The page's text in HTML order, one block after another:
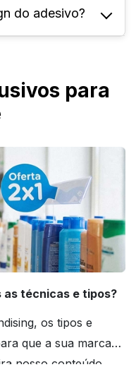
se aquecer o
e finalizar
do adesivo?
IMbatível para
para
as técnicas e tipos?
os tipos e
que a sua marca
nosso conteúdo